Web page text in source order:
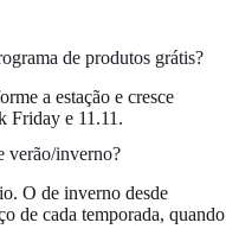
de produtos grátis?
a estação e cresce
Friday e 11.11.
verão/inverno?
O de inverno desde
de cada temporada, quando